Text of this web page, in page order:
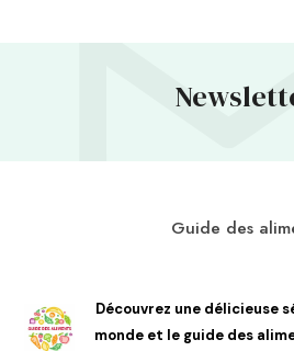
Guide des
Découvrez une délicieuse
monde et le guide des